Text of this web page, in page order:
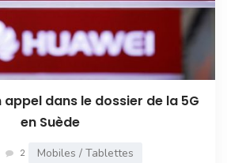
appel dans le dossier de la 5G
en Suède
2 Mobiles / Tablettes